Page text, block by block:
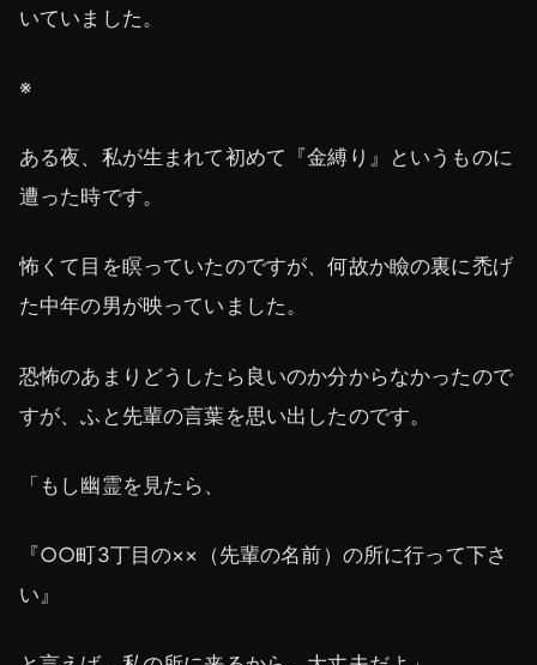
いていました。
※
ある夜、私が生まれて初めて『金縛り』というものに
遭った時です。
怖くて目を瞑っていたのですが、何故か瞼の裏に禿げ
た中年の男が映っていました。
恐怖のあまりどうしたら良いのか分からなかったので
すが、ふと先輩の言葉を思い出したのです。
「もし幽霊を見たら、
『○○町3丁目の××（先輩の名前）の所に行って下さ
い』